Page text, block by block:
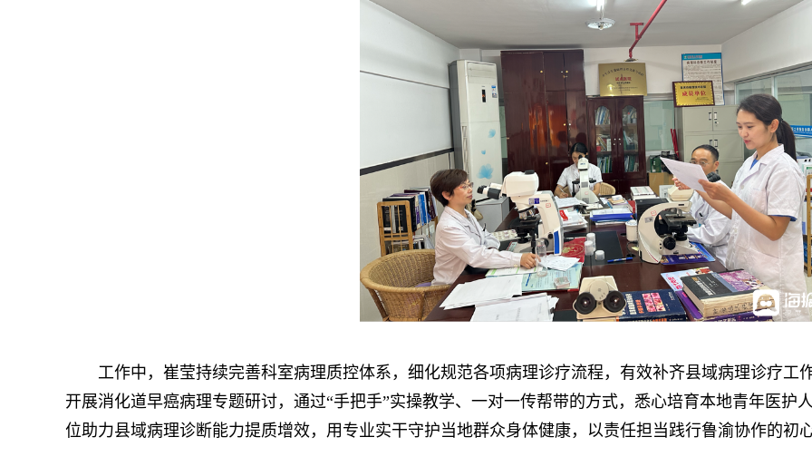
工作中，崔莹持续完善科室病理质控体系，细化规范各项病理诊疗流程，有效补齐县域病理诊疗工
开展消化道早癌病理专题研讨，通过“手把手”实操教学、一对一传帮带的方式，悉心培育本地青年医护
位助力县域病理诊断能力提质增效，用专业实干守护当地群众身体健康，以责任担当践行鲁渝协作的初